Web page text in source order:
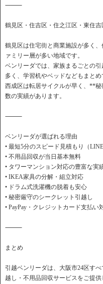
⸻
鶴見区・住吉区・住之江区・東住
鶴見区は住宅街と商業施設が多く
ァミリー層が多い地域です。
ベンリーダでは、家族まるごとの
多く、学習机やベッドなどもまとめ
西成区は転居サイクルが早く、**
数の実績があります。
⸻
ベンリーダが選ばれる理由
• 最短5分のスピード見積もり（LINE
• 不用品回収が当日基本無料
• タワーマンション対応の豊富な実
• IKEA家具の分解・組立対応
• ドラム式洗濯機の脱着も安心
• 秘密厳守のシークレット引越し
• PayPay・クレジットカード支払い
⸻
まとめ
引越ベンリーダは、大阪市24区す
越し・不用品回収サービスをご提供